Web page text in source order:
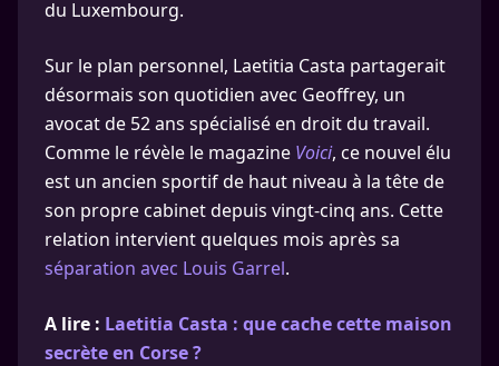
du Luxembourg.
Sur le plan personnel, Laetitia Casta partagerait
désormais son quotidien avec Geoffrey, un
avocat de 52 ans spécialisé en droit du travail.
Comme le révèle le magazine Voici, ce nouvel élu
est un ancien sportif de haut niveau à la tête de
son propre cabinet depuis vingt-cinq ans. Cette
relation intervient quelques mois après sa
séparation avec Louis Garrel.
A lire : Laetitia Casta : que cache cette maison
secrète en Corse ?